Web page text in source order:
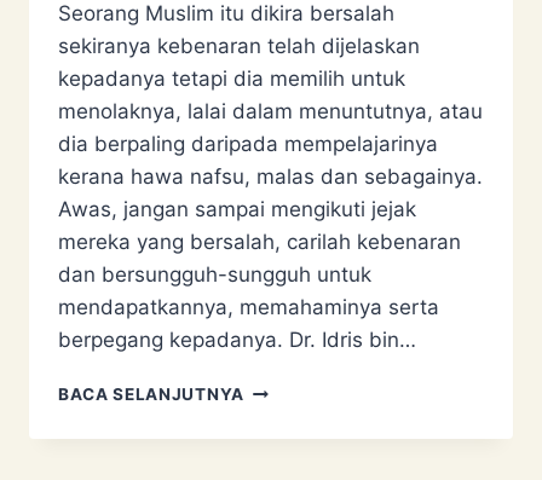
Seorang Muslim itu dikira bersalah
sekiranya kebenaran telah dijelaskan
kepadanya tetapi dia memilih untuk
menolaknya, lalai dalam menuntutnya, atau
dia berpaling daripada mempelajarinya
kerana hawa nafsu, malas dan sebagainya.
Awas, jangan sampai mengikuti jejak
mereka yang bersalah, carilah kebenaran
dan bersungguh-sungguh untuk
mendapatkannya, memahaminya serta
berpegang kepadanya. Dr. Idris bin…
BACA SELANJUTNYA BILA
DIKIRA